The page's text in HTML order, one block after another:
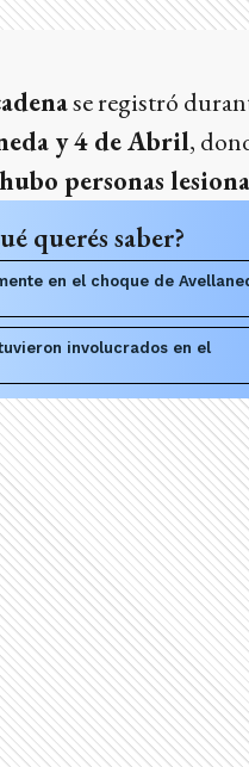
se registró
y 4 de Abril,
personas
querés saber?
en el choque de
involucrados en el